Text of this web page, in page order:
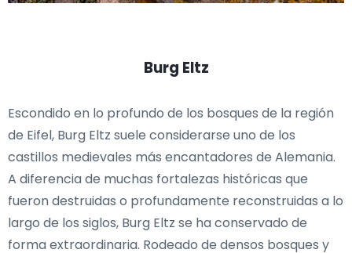
Burg Eltz
Escondido en lo profundo de los bosques de la región
de Eifel, Burg Eltz suele considerarse uno de los
castillos medievales más encantadores de Alemania.
A diferencia de muchas fortalezas históricas que
fueron destruidas o profundamente reconstruidas a lo
largo de los siglos, Burg Eltz se ha conservado de
forma extraordinaria. Rodeado de densos bosques y